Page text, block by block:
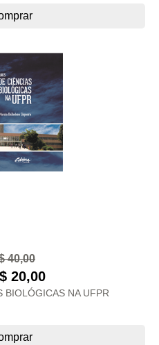
40,00
20,00
BIOLÓGICAS NA UFPR